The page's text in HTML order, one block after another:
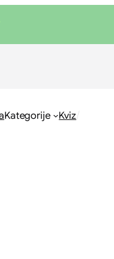
Kategorije Kviz/